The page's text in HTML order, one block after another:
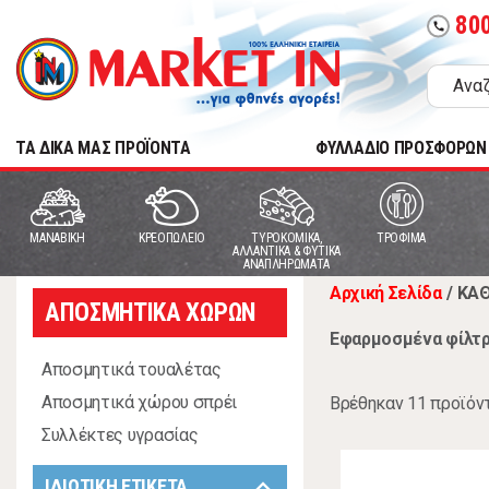
call
TA ΔΙΚΑ ΜΑΣ ΠΡΟΪΟΝΤΑ ΦΥΛΛΑΔΙΟ ΠΡΟΣΦΟΡΩΝ
MANABIKH ΚΡΕΟΠΩΛΕΙΟ
ΤΥΡΟΚΟΜΙΚΑ,
ΑΛΛΑΝΤΙΚΑ & ΦΥΤΙΚΑ
ΑΝΑΠΛΗΡΩΜΑΤΑ
ΤΡΟΦΙΜΑ
ΑΠΟΣΜΗΤΙΚΑ ΧΩΡΩΝ
Αποσμητικά τουαλέτας
Αποσμητικά χώρου σπρέι
Συλλέκτες υγρασίας
Αρχική Σελίδα /
Εφαρμοσμένα
Βρέθηκαν 11